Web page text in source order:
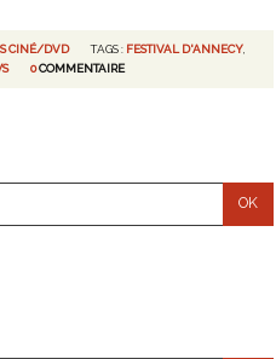
CINÉ/DVD TAGS : FESTIVAL D'ANNECY
0COMMENTAIRE